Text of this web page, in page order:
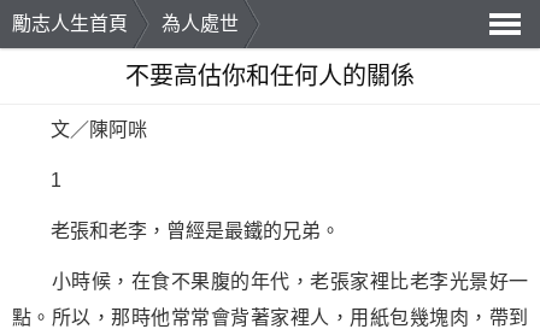
勵志人生首頁
為人處世
導
不要高估你和任何人的關係
文／陳阿咪
1
老張和老李，曾經是最鐵的兄弟。
小時候，在食不果腹的年代，老張家裡比老李光景好一
點。所以，那時他常常會背著家裡人，用紙包幾塊肉，帶到